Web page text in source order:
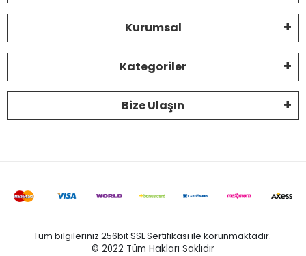
Kurumsal
Kategoriler
Bize Ulaşın
Tüm bilgileriniz 256bit SSL Sertifikası ile korunmaktadır.
© 2022 Tüm Hakları Saklıdır